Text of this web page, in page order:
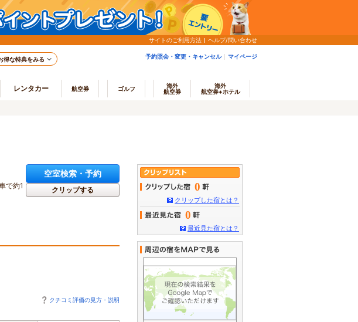
サイトのご利用方法 ヘルプ/問い合わせ
得な特典をみる 予約照会・変更・キャンセル マイページ
レンタカー 航空券 ゴルフ
海外
航空券
海外
航空券+ホテル
で約1
空室検索・予約
クリップする
クチコミ評価の見方・説明
0
クリップした宿とは？
0
最近見た宿とは？